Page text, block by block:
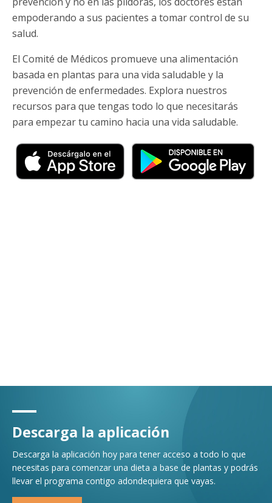
empoderando a sus pacientes a tomar control de su
salud.
El Comité de Médicos promueve una alimentación
basada en plantas para una vida saludable y la
prevención de enfermedades. Explora nuestros
recursos para que tengas todo lo que necesitarás
para empezar tu camino hacia una vida saludable.
Descarga la aplicación
Descarga la aplicación hoy para tener acceso a todo lo que
necesitas para comenzar una dieta a base de plantas y podrás
llevar el programa contigo adondequiera que vayas.